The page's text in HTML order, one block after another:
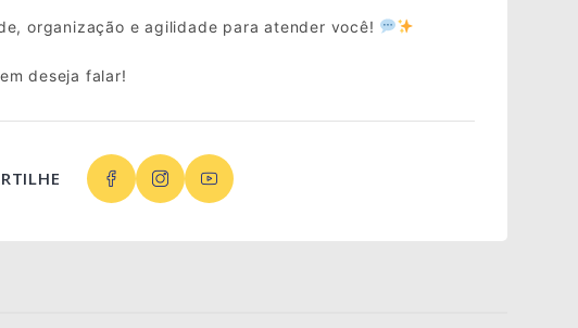
organização e agilidade para atender você!
deseja falar!